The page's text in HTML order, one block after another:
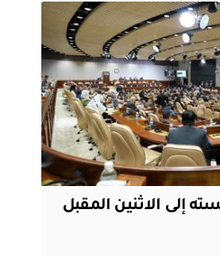
إلى الاثنين المقبل